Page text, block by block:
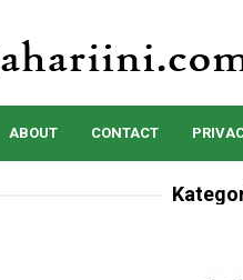
ABOUT CONTACT